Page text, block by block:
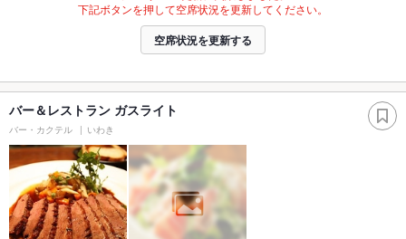
下記ボタンを押して空席状況を更新してください。
空席状況を更新する
バー＆レストラン ガスライト
バー・カクテル いわき